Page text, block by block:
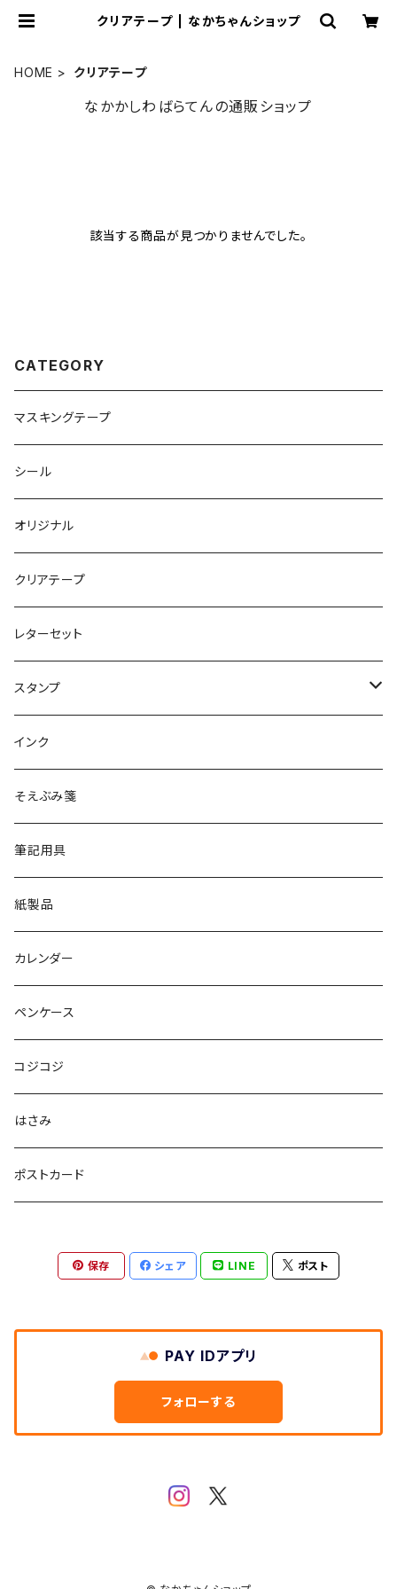
クリアテープ | なかちゃんショップ
HOME クリアテープ
なかかしわばらてんの通販ショップ
該当する商品が見つかりませんでした。
CATEGORY
マスキングテープ
シール
オリジナル
クリアテープ
レターセット
スタンプ
クリアスタンプ
インク
そえぶみ箋
筆記用具
紙製品
カレンダー
ペンケース
コジコジ
はさみ
ポストカード
保存 シェア LINE ポスト
PAY IDアプリ
フォローする